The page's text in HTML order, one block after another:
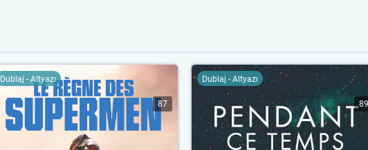
Dublaj - Altyazı
87
Dublaj - Altyazı
89